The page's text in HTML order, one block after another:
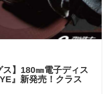
ス】180㎜電子ディス
』新発売！クラス